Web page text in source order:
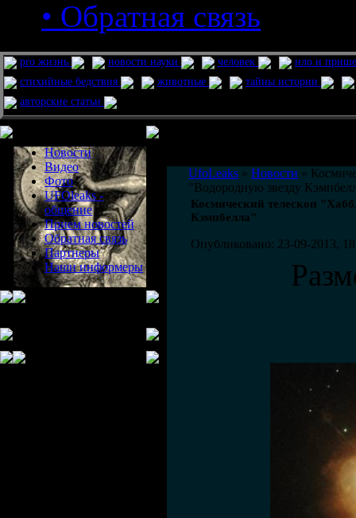
• Обратная связь
pro жизнь новости науки человек
нло и
стихийные бедствия
животные
тайны истории
авторские статьи
Новости
Видео
Фото
UFOleaks -
общение
Прием новостей
Обратная связь
Партнеры
Наши информеры
UfoLeaks » Новости »
"Водородную звезду
Космический телескоп
Кэмпбелла"
Опубликовано: 23-09-2013,